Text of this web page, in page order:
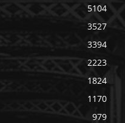
5104
3527
3394
2223
1824
1170
979